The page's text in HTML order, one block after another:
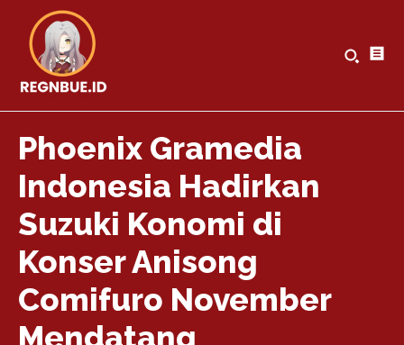
Phoenix Gramedia
Indonesia Hadirkan
Suzuki Konomi di
Konser Anisong
Comifuro November
Mendatang